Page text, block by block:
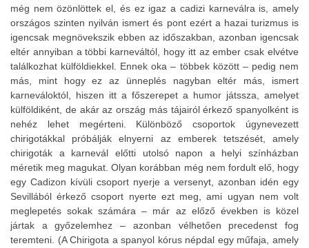
még nem özönlöttek el, és ez igaz a cadizi karneválra is, amely
országos szinten nyilván ismert és pont ezért a hazai turizmus is
igencsak megnövekszik ebben az időszakban, azonban igencsak
eltér annyiban a többi karneváltól, hogy itt az ember csak elvétve
találkozhat külföldiekkel. Ennek oka – többek között – pedig nem
más, mint hogy ez az ünneplés nagyban eltér más, ismert
karneváloktól, hiszen itt a főszerepet a humor játssza, amelyet
külföldiként, de akár az ország más tájairól érkező spanyolként is
nehéz lehet megérteni. Különböző csoportok úgynevezett
chirigotákkal próbálják elnyerni az emberek tetszését, amely
chirigoták a karnevál előtti utolsó napon a helyi színházban
méretik meg magukat. Olyan korábban még nem fordult elő, hogy
egy Cadizon kívüli csoport nyerje a versenyt, azonban idén egy
Sevillából érkező csoport nyerte ezt meg, ami ugyan nem volt
meglepetés sokak számára – már az előző években is közel
jártak a győzelemhez – azonban vélhetően precedenst fog
teremteni. (A Chirigota a spanyol kórus népdal egy műfaja, amely